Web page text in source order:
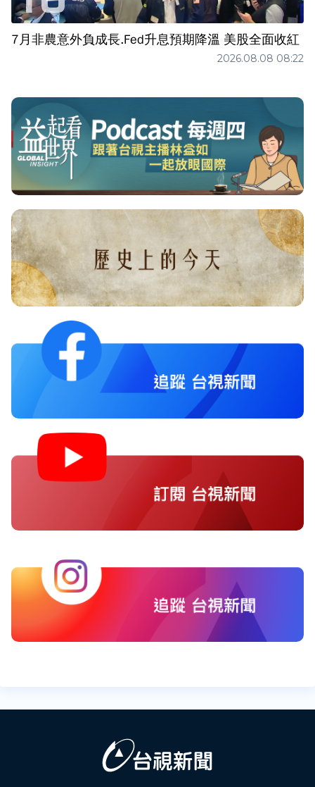
7月非農意外負成長.Fed升息預期降溫 美股全面收紅
2026.08.08 08:22